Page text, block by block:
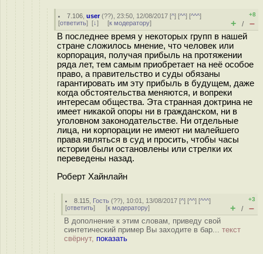
7.106 ,user(??), 23:50, 12/08/2017 [^] [^^] [^^^]
[ответить] [↓] [к модератору]
+8
+ / –
В последнее время у некоторых групп в нашей
стране сложилось мнение, что человек или
корпорация, получая прибыль на протяжении
ряда лет, тем самым приобретает на неё особое
право, а правительство и суды обязаны
гарантировать им эту прибыль в будущем, даже
когда обстоятельства меняются, и вопреки
интересам общества. Эта странная доктрина не
имеет никакой опоры ни в гражданском, ни в
уголовном законодательстве. Ни отдельные
лица, ни корпорации не имеют ни малейшего
права являться в суд и просить, чтобы часы
истории были остановлены или стрелки их
переведены назад.
Роберт Хайнлайн
8.115 Гость (??), 10:01, 13/08/2017 [^] [^^] [^^^]
[ответить] [к модератору]
+3
+ / –
В дополнение к этим словам, приведу свой
синтетический пример Вы заходите в бар... текст
свёрнут, показать